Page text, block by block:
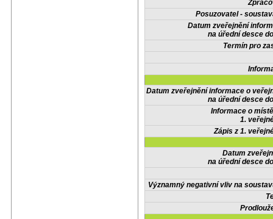
Posuzovatel -
Datum zveřejnění
na úřední desce
Termín pro
Datum zveřejnění informace o
na úřední desce
Informace o
1.
Zápis z 1.
Datum
na úřední desce
Významný negativní vliv na